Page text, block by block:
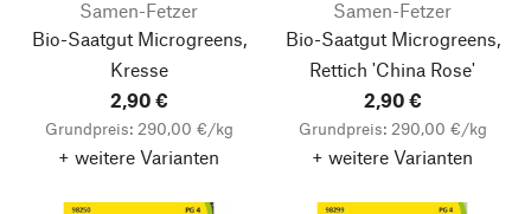
Samen-Fetzer
Bio-Saatgut Microgreens,
Kresse
2,90 €
Grundpreis: 290,00 €/kg
+ weitere Varianten
Samen-Fetzer
Bio-Saatgut Microgreens,
Rettich 'China Rose'
2,90 €
Grundpreis: 290,00 €/kg
+ weitere Varianten